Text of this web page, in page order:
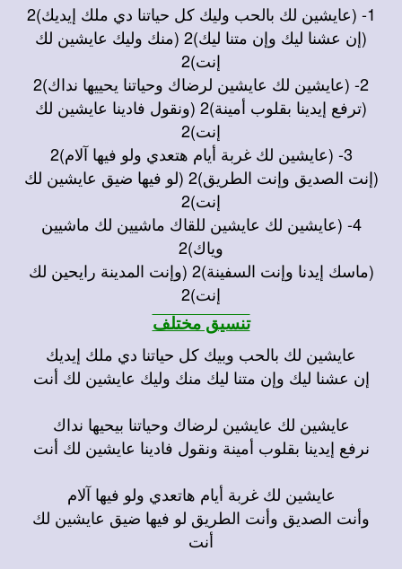
1- (عايشين لك بالحب وليك كل حياتنا دي ملك إيديك)2
(إن عشنا ليك وإن متنا ليك)2 (منك وليك عايشين لك
إنت)2
2- (عايشين لك عايشين لرضاك وحياتنا يحييها نداك)2
(ترفع إيدينا بقلوب أمينة)2 (ونقول فادينا عايشين لك
إنت)2
3- (عايشين لك غربة أيام هتعدي ولو فيها آلام)2
(إنت الصديق وإنت الطريق)2 (لو فيها ضيق عايشين لك
إنت)2
4- (عايشين لك عايشين للقاك ماشيين لك ماشيين
وياك)2
(ماسك إيدنا وإنت السفينة)2 (وإنت المدينة رايحين لك
إنت)2
تنسيق مختلف
عايشين لك بالحب وبيك كل حياتنا دي ملك إيديك
إن عشنا ليك وإن متنا ليك منك وليك عايشين لك أنت
عايشين لك عايشين لرضاك وحياتنا بيحيها نداك
نرفع إيدينا بقلوب أمينة ونقول فادينا عايشين لك أنت
عايشين لك غربة أيام هاتعدي ولو فيها آلام
وأنت الصديق وأنت الطريق لو فيها ضيق عايشين لك
أنت